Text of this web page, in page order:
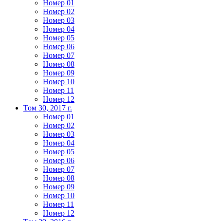
Номер 01
Номер 02
Номер 03
Номер 04
Номер 05
Номер 06
Номер 07
Номер 08
Номер 09
Номер 10
Номер 11
Номер 12
Том 30, 2017 г.
Номер 01
Номер 02
Номер 03
Номер 04
Номер 05
Номер 06
Номер 07
Номер 08
Номер 09
Номер 10
Номер 11
Номер 12